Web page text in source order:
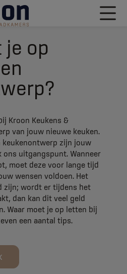
je op
Kroon Keukens &
van jouw nieuwe keuken.
keukenontwerp zijn jouw
uitgangspunt. Wanneer
moet deze voor lange tijd
wensen voldoen. Het
zijn; wordt er tijdens het
dan kan dit veel geld
Waar moet je op letten bij
een aantal tips.